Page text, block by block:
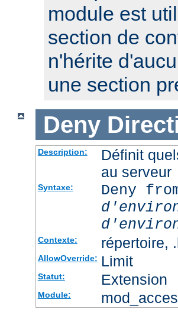
module est
section de
n'hérite
une section
Deny
Description:
Définit
au serveur
Syntaxe: Deny
Contexte: répertoire,
AllowOverride: Limit
Statut: Extension
Module: